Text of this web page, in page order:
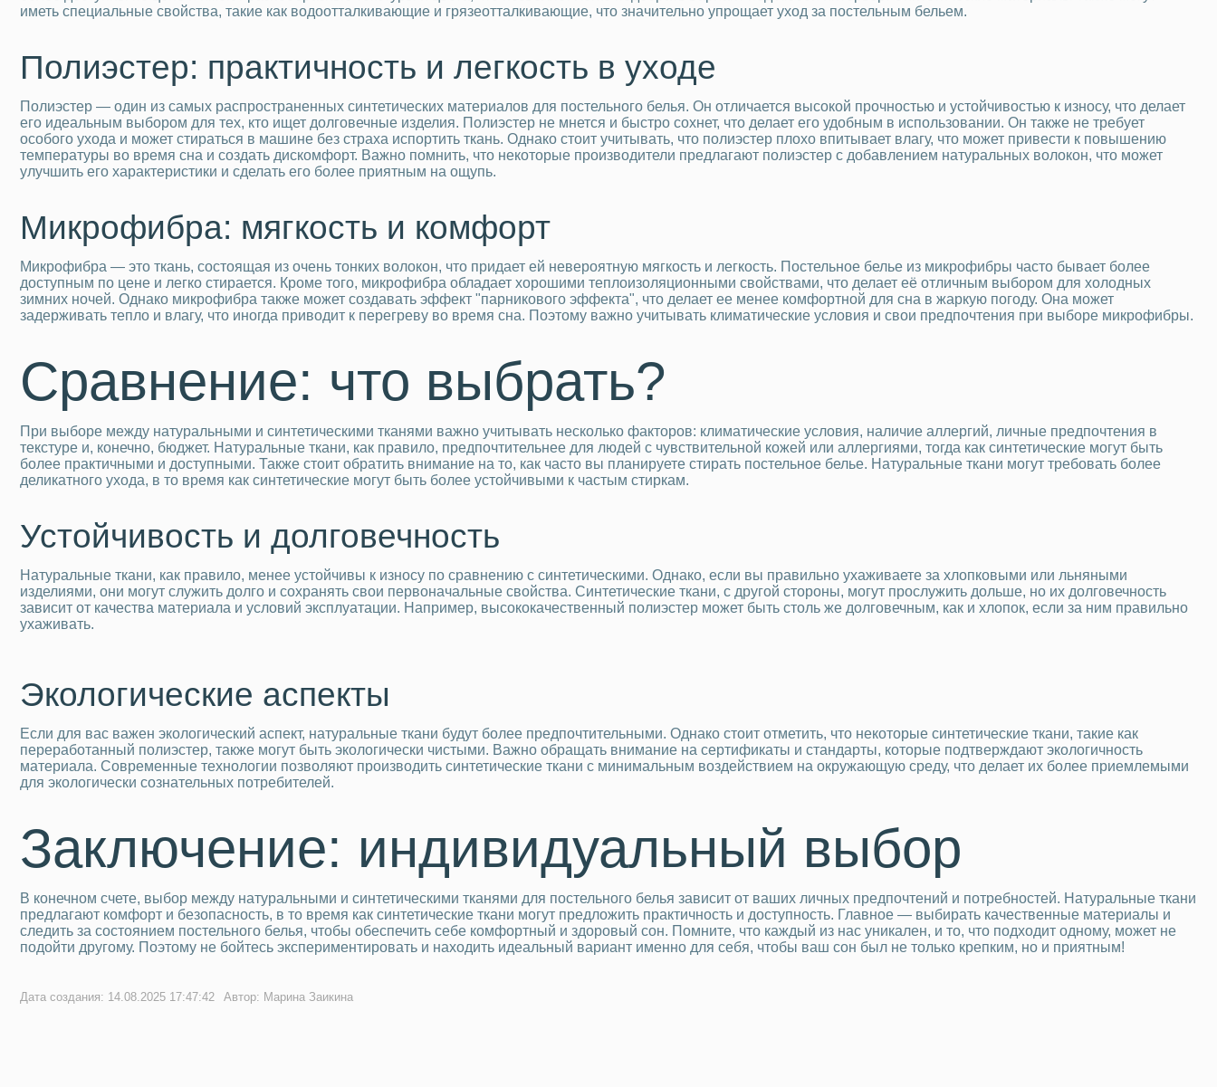
иметь специальные свойства, такие как водоотталкивающие и грязеотталкивающие, что значительно упрощает уход за постельным бельем.
Полиэстер: практичность и легкость в уходе
Полиэстер — один из самых распространенных синтетических материалов для постельного белья. Он отличается высокой прочностью и устойчивостью к износу, что делает
его идеальным выбором для тех, кто ищет долговечные изделия. Полиэстер не мнется и быстро сохнет, что делает его удобным в использовании. Он также не требует
особого ухода и может стираться в машине без страха испортить ткань. Однако стоит учитывать, что полиэстер плохо впитывает влагу, что может привести к повышению
температуры во время сна и создать дискомфорт. Важно помнить, что некоторые производители предлагают полиэстер с добавлением натуральных волокон, что может
улучшить его характеристики и сделать его более приятным на ощупь.
Микрофибра: мягкость и комфорт
Микрофибра — это ткань, состоящая из очень тонких волокон, что придает ей невероятную мягкость и легкость. Постельное белье из микрофибры часто бывает более
доступным по цене и легко стирается. Кроме того, микрофибра обладает хорошими теплоизоляционными свойствами, что делает её отличным выбором для холодных
зимних ночей. Однако микрофибра также может создавать эффект "парникового эффекта", что делает ее менее комфортной для сна в жаркую погоду. Она может
задерживать тепло и влагу, что иногда приводит к перегреву во время сна. Поэтому важно учитывать климатические условия и свои предпочтения при выборе микрофибры.
Сравнение: что выбрать?
При выборе между натуральными и синтетическими тканями важно учитывать несколько факторов: климатические условия, наличие аллергий, личные предпочтения в
текстуре и, конечно, бюджет. Натуральные ткани, как правило, предпочтительнее для людей с чувствительной кожей или аллергиями, тогда как синтетические могут быть
более практичными и доступными. Также стоит обратить внимание на то, как часто вы планируете стирать постельное белье. Натуральные ткани могут требовать более
деликатного ухода, в то время как синтетические могут быть более устойчивыми к частым стиркам.
Устойчивость и долговечность
Натуральные ткани, как правило, менее устойчивы к износу по сравнению с синтетическими. Однако, если вы правильно ухаживаете за хлопковыми или льняными
изделиями, они могут служить долго и сохранять свои первоначальные свойства. Синтетические ткани, с другой стороны, могут прослужить дольше, но их долговечность
зависит от качества материала и условий эксплуатации. Например, высококачественный полиэстер может быть столь же долговечным, как и хлопок, если за ним правильно
ухаживать.
Экологические аспекты
Если для вас важен экологический аспект, натуральные ткани будут более предпочтительными. Однако стоит отметить, что некоторые синтетические ткани, такие как
переработанный полиэстер, также могут быть экологически чистыми. Важно обращать внимание на сертификаты и стандарты, которые подтверждают экологичность
материала. Современные технологии позволяют производить синтетические ткани с минимальным воздействием на окружающую среду, что делает их более приемлемыми
для экологически сознательных потребителей.
Заключение: индивидуальный выбор
В конечном счете, выбор между натуральными и синтетическими тканями для постельного белья зависит от ваших личных предпочтений и потребностей. Натуральные ткани
предлагают комфорт и безопасность, в то время как синтетические ткани могут предложить практичность и доступность. Главное — выбирать качественные материалы и
следить за состоянием постельного белья, чтобы обеспечить себе комфортный и здоровый сон. Помните, что каждый из нас уникален, и то, что подходит одному, может не
подойти другому. Поэтому не бойтесь экспериментировать и находить идеальный вариант именно для себя, чтобы ваш сон был не только крепким, но и приятным!
Дата создания: 14.08.2025 17:47:42 Автор: Марина Заикина